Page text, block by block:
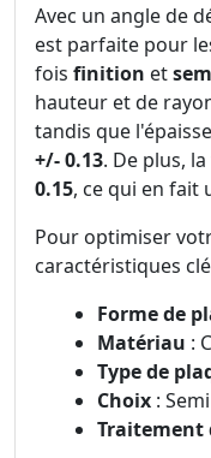
Avec un angle de
est parfaite pour
fois finition et
hauteur et de
tandis que
+/- 0.13. De plus,
0.15, ce qui en fait
Pour optimiser
caractéristiques
Forme de
Matériau :
Type de
Choix :
Traitement